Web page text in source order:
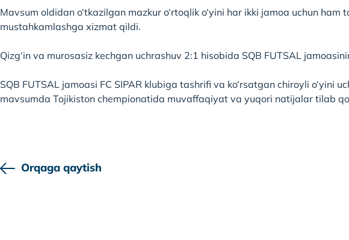
Mavsum oldidan o‘tkazilgan mazkur o‘rtoqlik o‘yini har ikki jamoa uchun
mustahkamlashga xizmat qildi.
Qizg‘in va murosasiz kechgan uchrashuv 2:1 hisobida SQB FUTSAL
SQB FUTSAL jamoasi FC SIPAR klubiga tashrifi va ko‘rsatgan chiroyli o‘yini
mavsumda Tojikiston chempionatida muvaffaqiyat va yuqori natijalar tilab
Orqaga qaytish